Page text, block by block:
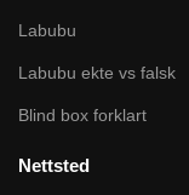
Labubu
Labubu ekte vs falsk
Blind box forklart
Nettsted